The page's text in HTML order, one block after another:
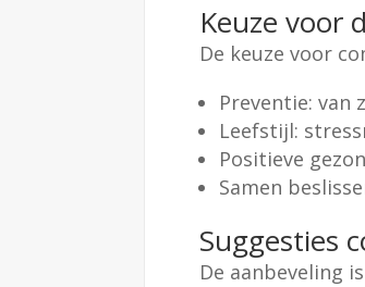
Keuze voor
De keuze voor
Preventie: van
Leefstijl:
Positieve
Samen
Suggesties
De aanbeveling